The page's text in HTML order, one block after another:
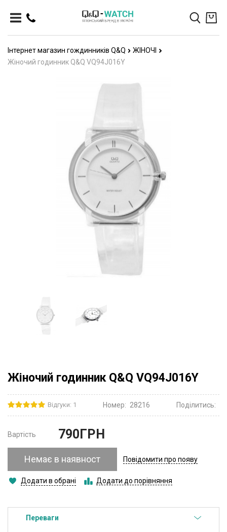
Інтернет магазин гождинників Q&Q
ЖІНОЧІ
Жіночий годинник Q&Q VQ94J016Y
Жіночий годинник Q&Q VQ94J016Y
Відгуки: 1 Номер: 28216 Поділитись:
Вартість 790 ГРН
Немає в наявност Повідомити про появу
Додати в обрані Додати до порівняння
Переваги